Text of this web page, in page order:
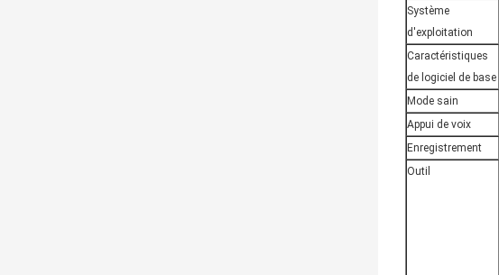
Système
d'exploitation
Caractéristiques
de logiciel de base
Mode sain
Appui de voix
Enregistrement
Outil